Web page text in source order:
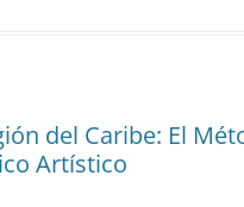
del Caribe: El
Artístico